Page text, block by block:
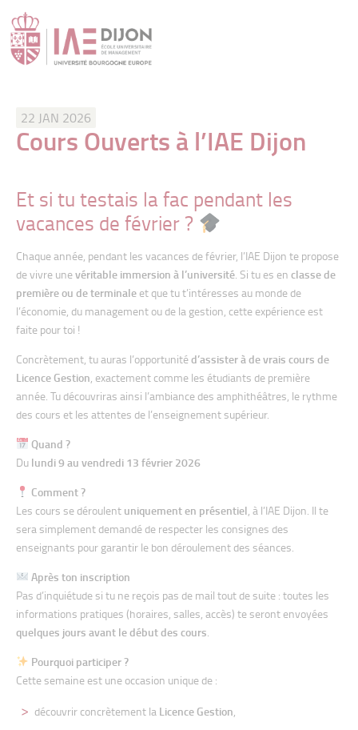
22 JAN 2026
Cours Ouverts à l’IAE Dijon
Et si tu testais la fac pendant les
vacances de février ?
Chaque année, pendant les vacances de février, l’IAE Dijon te propose
de vivre unevéritable immersion à l’université. Si tu es en classe de
première ou de terminale et que tu t’intéresses au monde de
l’économie, du management ou de la gestion, cette expérience est
faite pour toi !
Concrètement, tu auras l’opportunitéd’assister à de vrais cours de
Licence Gestion, exactement comme les étudiants de première
année. Tu découvriras ainsi l’ambiance des amphithéâtres, le rythme
des cours et les attentes de l’enseignement supérieur.
Quand ?
Du lundi 9 au vendredi 13 février 2026
Comment ?
Les cours se déroulent uniquement en présentiel, à l’IAE Dijon. Il te
sera simplement demandé de respecter les consignes des
enseignants pour garantir le bon déroulement des séances.
Après ton inscription
Pas d’inquiétude si tu ne reçois pas de mail tout de suite : toutes les
informations pratiques (horaires, salles, accès) te seront envoyées
quelques jours avant le début des cours.
Pourquoi participer ?
Cette semaine est une occasion unique de :
découvrir concrètement la Licence Gestion,